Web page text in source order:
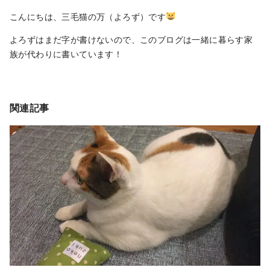
こんにちは、三毛猫の万（よろず）です
よろずはまだ字が書けないので、このブログは一緒に暮らす家
族が代わりに書いています！
関連記事